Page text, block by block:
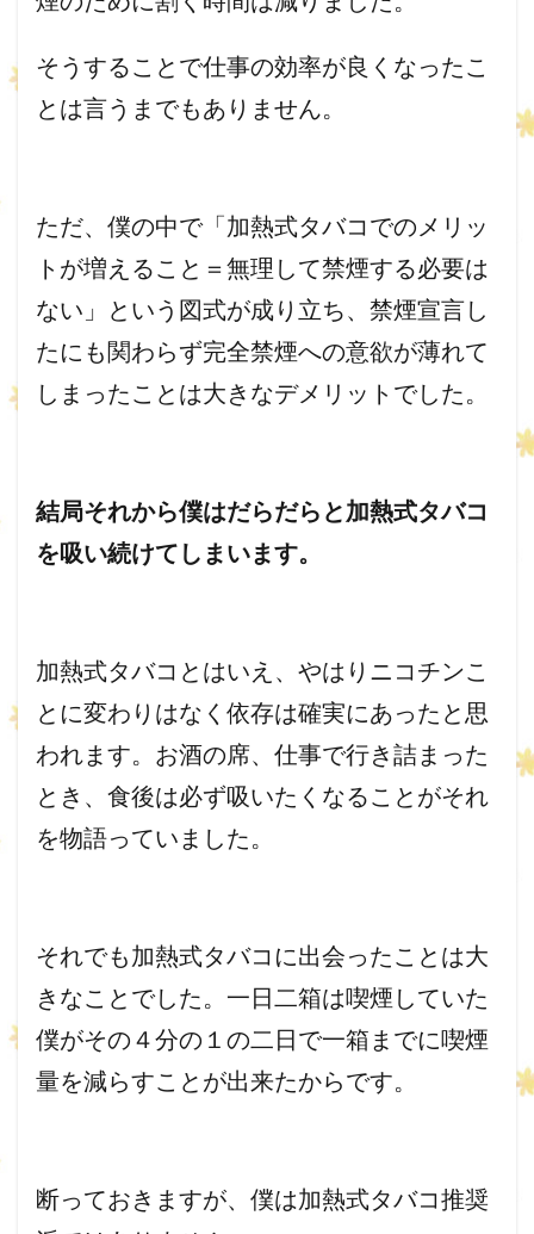
そうすることで仕事の効率が良くなったこ
とは言うまでもありません。
ただ、僕の中で「加熱式タバコでのメリッ
トが増えること＝無理して禁煙する必要は
ない」という図式が成り立ち、 禁煙宣言し
たにも関わらず完全禁煙への意欲が薄れて
しまったこと は大きなデメリットでした。
結局それから僕はだらだらと加熱式タバコ
を吸い続けてしまいます。
加熱式タバコとはいえ、 やはりニコチンこ
とに変わりはなく依存は確実にあったと思
われま す。お酒の席、仕事で行き詰まった
とき、 食後は必ず吸いたくなることがそれ
を物語っていました。
それでも加熱式タバコに出会ったことは大
きなことでした。 一日二箱は喫煙していた
僕がその４分の１の二日で一箱までに喫煙
量を減らすことが出来たからです。
断っておきますが、僕は加熱式タバコ推奨